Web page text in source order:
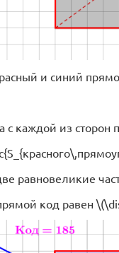
и синий
с каждой из сторон
равновеликие
код равен